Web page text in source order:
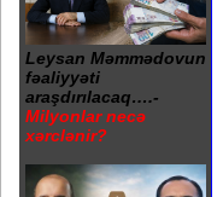
Leysan Məmmədovun
fəaliyyəti
araşdırılacaq….-
Milyonlar necə
xərclənir?